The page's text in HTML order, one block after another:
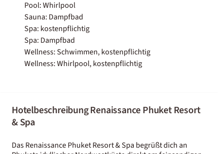
Pool: Whirlpool
Sauna: Dampfbad
Spa: kostenpflichtig
Spa: Dampfbad
Wellness: Schwimmen, kostenpflichtig
Wellness: Whirlpool, kostenpflichtig
Hotelbeschreibung Renaissance Phuket Resort
& Spa
Das Renaissance Phuket Resort & Spa begrüßt dich an